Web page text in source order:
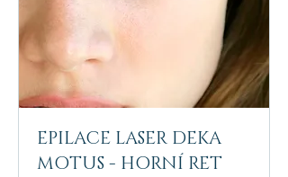
EPILACE LASER DEKA
MOTUS - HORNÍ RET